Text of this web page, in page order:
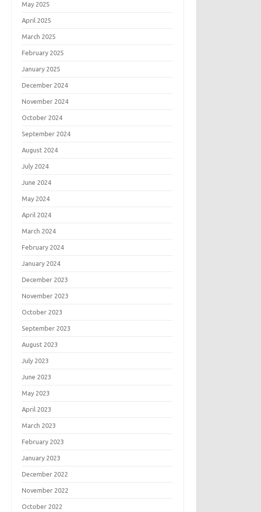
May 2025
April 2025
March 2025
February 2025
January 2025
December 2024
November 2024
October 2024
September 2024
August 2024
July 2024
June 2024
May 2024
April 2024
March 2024
February 2024
January 2024
December 2023
November 2023
October 2023
September 2023
August 2023
July 2023
June 2023
May 2023
April 2023
March 2023
February 2023
January 2023
December 2022
November 2022
October 2022